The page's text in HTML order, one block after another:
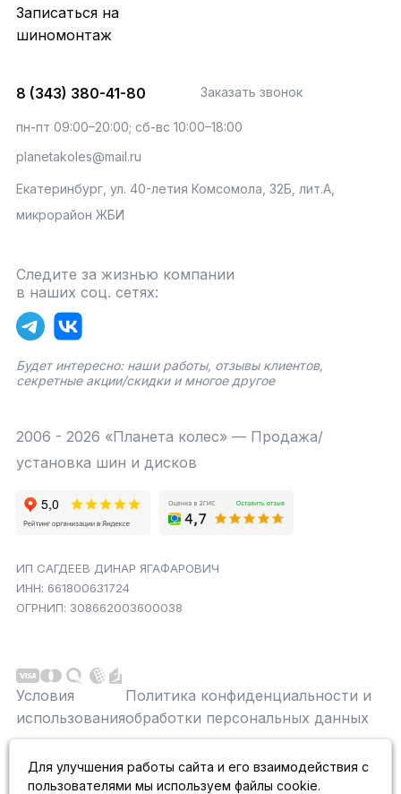
Записаться на
шиномонтаж
8 (343) 380-41-80 Заказать звонок
пн-пт 09:00–20:00; сб-вс 10:00–18:00
planetakoles@mail.ru
Екатеринбург, ул. 40-летия Комсомола, 32Б, лит.А,
микрорайон ЖБИ
Следите за жизнью компании
в наших соц. сетях:
Будет интересно: наши работы, отзывы клиентов,
секретные акции/скидки и многое другое
2006 - 2026 «Планета колес» — Продажа/
установка шин и дисков
ИП САГДЕЕВ ДИНАР ЯГАФАРОВИЧ
ИНН: 661800631724
ОГРНИП: 308662003600038
Условия
использования
Политика конфиденциальности и
обработки персональных данных
публичной офертой не является. На данном
информационном ресурсе применяются
Для улучшения работы сайта и его взаимодействия с
пользователями мы используем файлы cookie.